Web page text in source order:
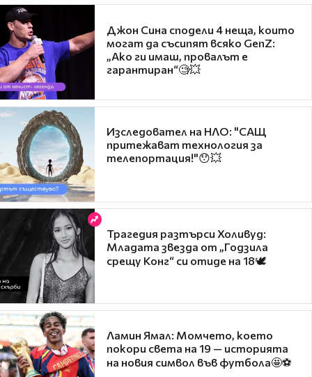
Джон Сина сподели 4 неща, които
могат да съсипят всяко GenZ:
„Ако ги имаш, провалът е
гарантиран“🧐💥
Изследовател на НЛО: "САЩ
притежават технология за
телепортация!"😯💥
Трагедия разтърси Холивуд:
Младата звезда от „Годзила
срещу Конг“ си отиде на 18🕊️
Ламин Ямал: Момчето, което
покори света на 19 — историята
на новия символ във футбола🤩⚽